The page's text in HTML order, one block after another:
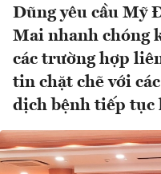
Dũng yêu cầu Mỹ
Mai nhanh chóng
các trường hợp
tin chặt chẽ với
dịch bệnh tiếp tục